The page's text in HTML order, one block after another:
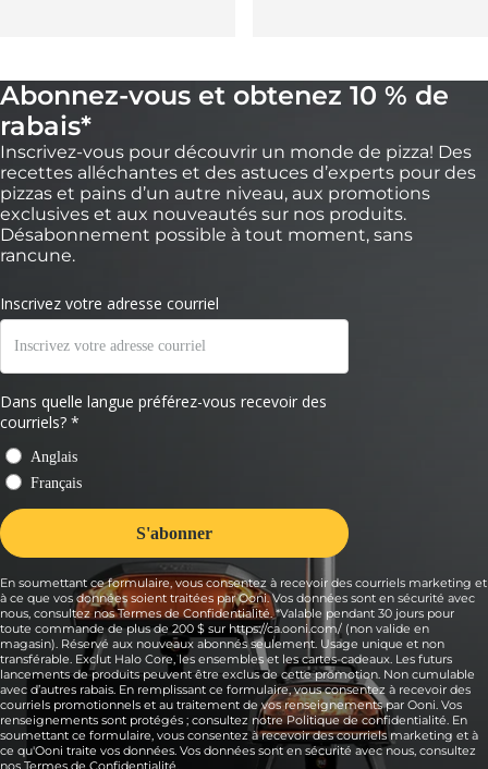
Abonnez-vous et obtenez 10 % de
rabais*
Inscrivez-vous pour découvrir un monde de pizza! Des
recettes alléchantes et des astuces d’experts pour des
pizzas et pains d’un autre niveau, aux promotions
exclusives et aux nouveautés sur nos produits.
Désabonnement possible à tout moment, sans
rancune.
En soumettant ce formulaire, vous consentez à recevoir des courriels marketing et
à ce que vos données soient traitées par Ooni. Vos données sont en sécurité avec
nous, consultez nos Termes de Confidentialité. *Valable pendant 30 jours pour
toute commande de plus de 200 $ sur https://ca.ooni.com/ (non valide en
magasin). Réservé aux nouveaux abonnés seulement. Usage unique et non
transférable. Exclut Halo Core, les ensembles et les cartes-cadeaux. Les futurs
lancements de produits peuvent être exclus de cette promotion. Non cumulable
avec d’autres rabais. En remplissant ce formulaire, vous consentez à recevoir des
courriels promotionnels et au traitement de vos renseignements par Ooni. Vos
renseignements sont protégés ; consultez notre Politique de confidentialité. En
soumettant ce formulaire, vous consentez à recevoir des courriels marketing et à
ce qu'Ooni traite vos données. Vos données sont en sécurité avec nous, consultez
nos Termes de Confidentialité